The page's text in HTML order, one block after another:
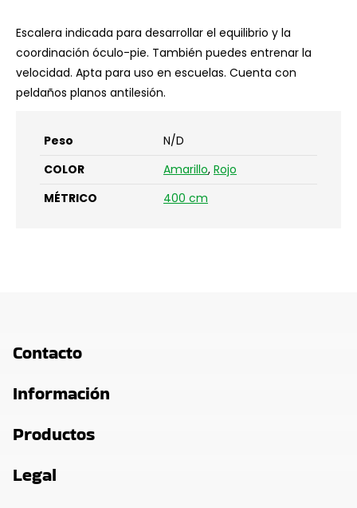
Escalera indicada para desarrollar el equilibrio y la
coordinación óculo-pie. También puedes entrenar la
velocidad. Apta para uso en escuelas. Cuenta con
peldaños planos antilesión.
Peso
N/D
COLOR
Amarillo, Rojo
MÉTRICO
400 cm
Contacto
Información
Productos
Legal